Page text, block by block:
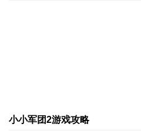
小小军团2游戏攻略